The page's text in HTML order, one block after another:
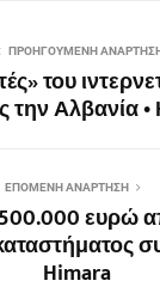
ΠΡΟΗΓΟΎΜΕΝΗ
του
την Αλβανία •
ΕΠΌΜΕΝΗ ΑΝΆΡΤΗΣΗ
ευρώ
Himara